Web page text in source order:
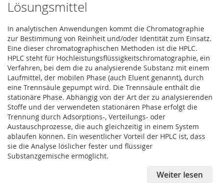
Lösungsmittel
In analytischen Anwendungen kommt die Chromatographie
zur Bestimmung von Reinheit und/oder Identität zum Einsatz.
Eine dieser chromatographischen Methoden ist die HPLC.
HPLC steht für Hochleistungsflüssigkeitschromatographie, ein
Verfahren, bei dem die zu analysierende Substanz mit einem
Laufmittel, der mobilen Phase (auch Eluent genannt), durch
eine Trennsäule gepumpt wird. Die Trennsäule enthält die
stationäre Phase. Abhängig von der Art der zu analysierenden
Stoffe und der verwendeten stationären Phase erfolgt die
Trennung durch Adsorptions-, Verteilungs- oder
Austauschprozesse, die auch gleichzeitig in einem System
ablaufen können. Ein wesentlicher Vorteil der HPLC ist, dass
sie die Analyse löslicher fester und flüssiger
Substanzgemische ermöglicht.
Weiter lesen